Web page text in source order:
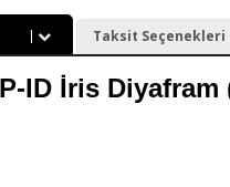
Taksit Seçenekleri
ID İris Diyafram